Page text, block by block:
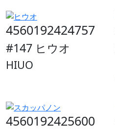
4560192424757
#147 ヒウオ
HIUO
4560192425600